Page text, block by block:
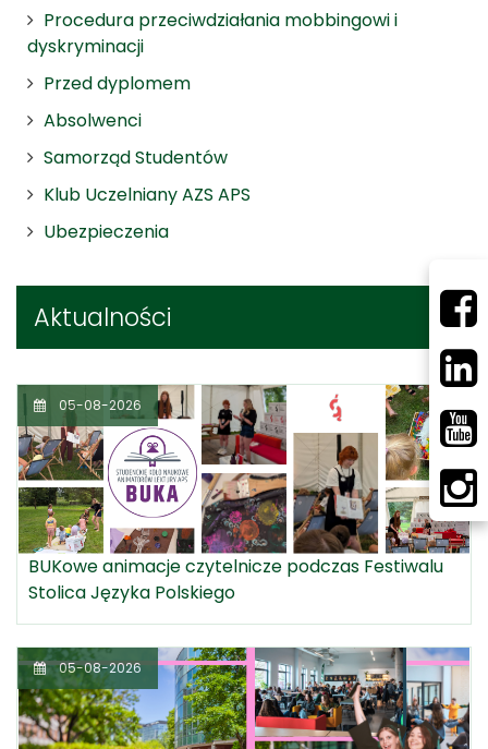
Procedura przeciwdziałania mobbingowi i
dyskryminacji
Przed dyplomem
Absolwenci
Samorząd Studentów
Klub Uczelniany AZS APS
Ubezpieczenia
Aktualności
05-08-2026
BUKowe animacje czytelnicze podczas Festiwalu
Stolica Języka Polskiego
05-08-2026